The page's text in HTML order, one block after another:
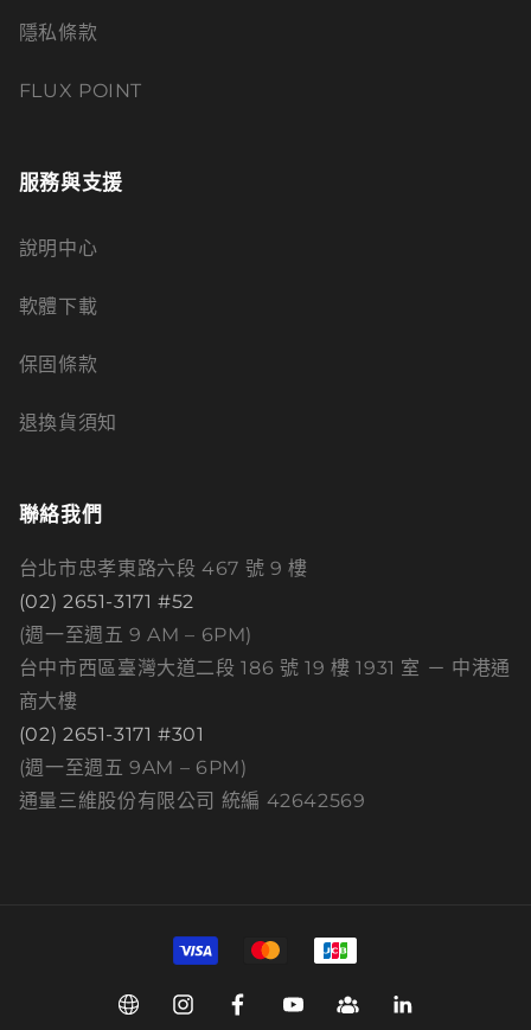
隱私條款
FLUX POINT
服務與支援
說明中心
軟體下載
保固條款
退換貨須知
聯絡我們
台北市忠孝東路六段 467 號 9 樓
(02) 2651-3171 #52
(週一至週五 9 AM – 6PM)
台中市西區臺灣大道二段 186 號 19 樓 1931 室 － 中港通
商大樓
(02) 2651-3171 #301
(週一至週五 9AM – 6PM)
通量三維股份有限公司 統編 42642569
Web InstagramFacebookYouTubeGroup Linkedin